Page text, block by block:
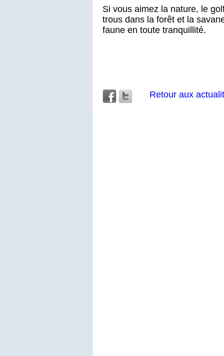
Si vous aimez la nature, le
trous dans la forêt et la
faune en toute tranquillité.
Retour aux